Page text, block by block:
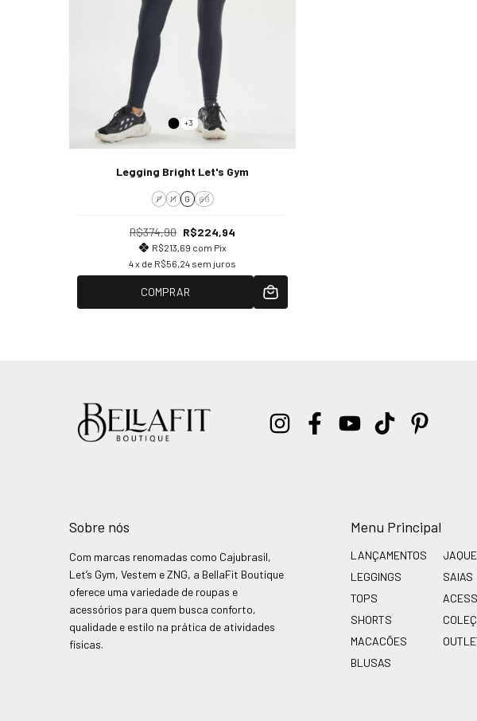
+3
Legging Bright Let's Gym
P M G GG
R$374,90 R$224,94
R$213,69 com Pix
4x de R$56,24 sem juros
COMPRAR
Sobre nós
Com marcas renomadas como Cajubrasil,
Let’s Gym, Vestem e ZNG, a BellaFit Boutique
oferece uma variedade de roupas e
acessórios para quem busca conforto,
qualidade e estilo na prática de atividades
físicas.
Menu Principal
LANÇAMENTOS
LEGGINGS
TOPS
SHORTS
MACACÕES
BLUSAS
SAIAS